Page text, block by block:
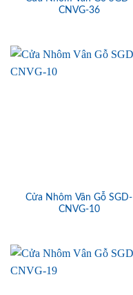
CNVG-36
Cửa Nhôm Vân Gỗ SGD-
CNVG-10